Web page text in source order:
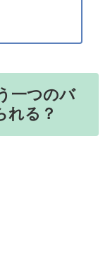
一つのバ
れる？